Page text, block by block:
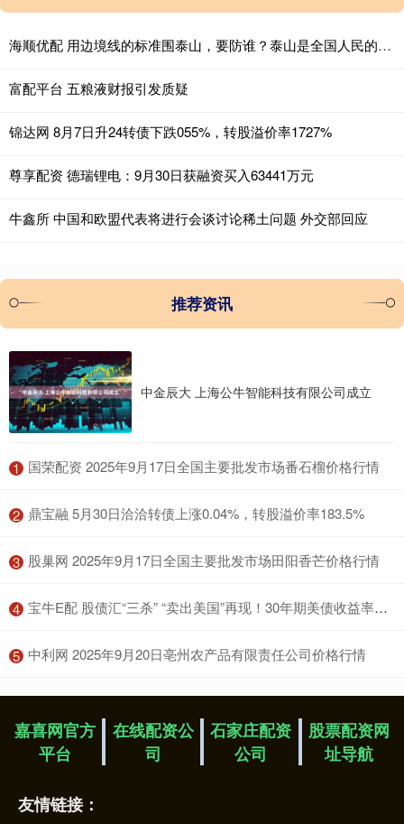
海顺优配 用边境线的标准围泰山，要防谁？泰山是全国人民的，请向西湖学习
富配平台 五粮液财报引发质疑
锦达网 8月7日升24转债下跌055%，转股溢价率1727%
尊享配资 德瑞锂电：9月30日获融资买入63441万元
牛鑫所 中国和欧盟代表将进行会谈讨论稀土问题 外交部回应
推荐资讯
中金辰大 上海公牛智能科技有限公司成立
1 ​国荣配资 2025年9月17日全国主要批发市场番石榴价格行情
2 ​鼎宝融 5月30日洽洽转债上涨0.04%，转股溢价率183.5%
3 ​股巢网 2025年9月17日全国主要批发市场田阳香芒价格行情
4 ​宝牛E配 股债汇“三杀” “卖出美国”再现！30年期美债收益率突破5% 金价拉升 美国已失去“最后一个AAA评级”
5 ​中利网 2025年9月20日亳州农产品有限责任公司价格行情
嘉喜网官方
平台
在线配资公
司
石家庄配资
公司
股票配资网
址导航
友情链接：